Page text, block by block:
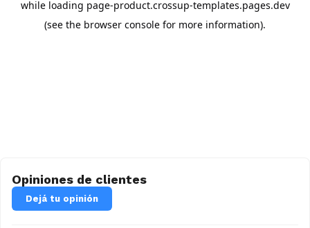
Opiniones de clientes
Dejá tu opinión